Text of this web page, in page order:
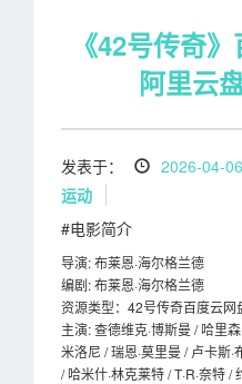
《42号传奇
阿里云
发表于： 2026-04-06
运动
#电影简介
导演: 布莱恩·海尔格兰德
编剧: 布莱恩·海尔格兰德
资源类型：42号传奇百度云网
主演: 查德维克·博斯曼 / 哈里
米洛尼 / 瑞恩·莫里曼 / 卢卡斯·
/ 哈米什·林克莱特 / T·R·奈特 /